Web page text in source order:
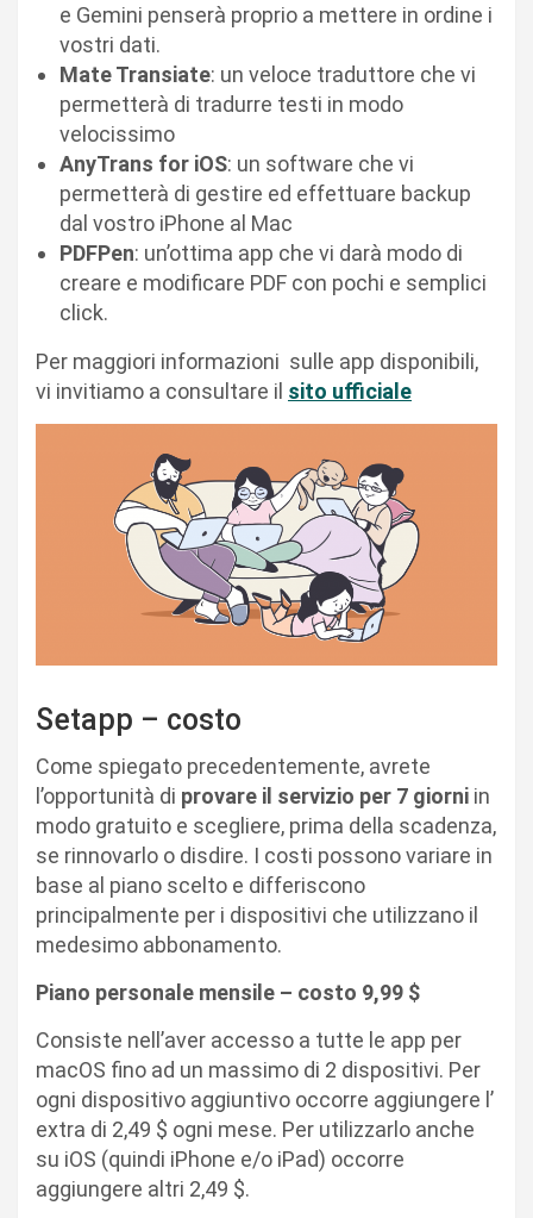
e Gemini penserà proprio a mettere in ordine i
vostri dati.
Mate Transiate: un veloce traduttore che vi
permetterà di tradurre testi in modo
velocissimo
AnyTrans for iOS: un software che vi
permetterà di gestire ed effettuare backup
dal vostro iPhone al Mac
PDFPen: un’ottima app che vi darà modo di
creare e modificare PDF con pochi e semplici
click.
Per maggiori informazioni sulle app disponibili,
vi invitiamo a consultare il sito ufficiale
Setapp – costo
Come spiegato precedentemente, avrete
l’opportunità di provare il servizio per 7 giorni in
modo gratuito e scegliere, prima della scadenza,
se rinnovarlo o disdire. I costi possono variare in
base al piano scelto e differiscono
principalmente per i dispositivi che utilizzano il
medesimo abbonamento.
Piano personale mensile – costo 9,99 $
Consiste nell’aver accesso a tutte le app per
macOS fino ad un massimo di 2 dispositivi. Per
ogni dispositivo aggiuntivo occorre aggiungere l’
extra di 2,49 $ ogni mese. Per utilizzarlo anche
su iOS (quindi iPhone e/o iPad) occorre
aggiungere altri 2,49 $.